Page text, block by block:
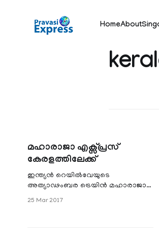
HomeAbout
മഹാരാജാ എക്സ്പ്രസ്
കേരളത്തിലേക്ക്
ഇന്ത്യൻ റെയിൽവേയുടെ
അത്യാഢംബര ട്രെയിൻ മഹാരാജാ
25 Mar 2017